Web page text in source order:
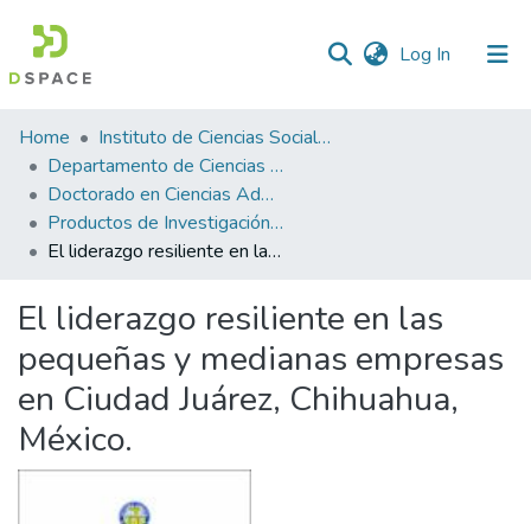
Log In (current)
Statistics
Home
Instituto de Ciencias Sociales y Administración
Departamento de Ciencias Administrativas
Doctorado en Ciencias Administrativas
Productos de Investigación ICSA-DCA
El liderazgo resiliente en las pequeñas y medianas empresas en Ciudad Juárez, Chihuahua, México.
El liderazgo resiliente en las
pequeñas y medianas empresas
en Ciudad Juárez, Chihuahua,
México.